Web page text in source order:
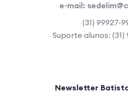
e-mail:
(31) 99927-
Suporte alunos: (31)
Newsletter